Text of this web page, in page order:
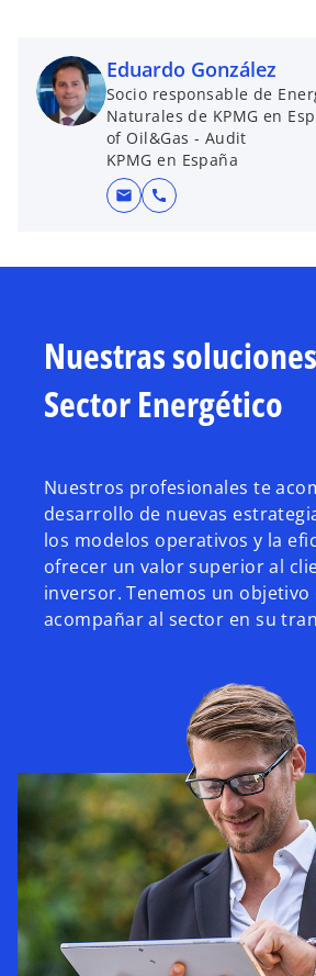
Eduardo González
Socio responsable de
Naturales de KPMG en
of Oil&Gas - Audit
KPMG en España
mail call
Nuestras
Sector Energético
Nuestros profesionales te
desarrollo de nuevas
los modelos operativos y la
ofrecer un valor superior al
inversor. Tenemos un objetivo
acompañar al sector en su